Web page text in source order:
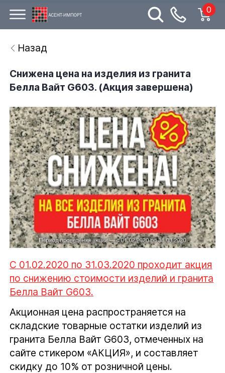
0
Назад
Снижена цена на изделия из гранита
Белла Вайт G603. (Акция завершена)
С 01.02.2020 по 31.03.2020 проходит акция
по снижению стоимости изделий и гранита
Белла Вайт G603.
Акционная цена распространяется на
складские товарные остатки изделий из
гранита Белла Вайт G603, отмеченных на
сайте стикером «АКЦИЯ», и составляет
скидку до 10% от розничной цены.